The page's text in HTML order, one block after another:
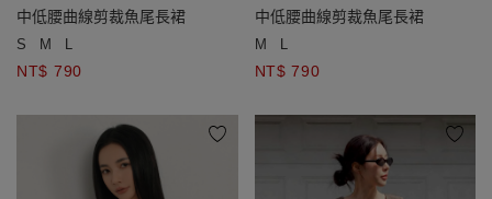
中低腰曲線剪裁魚尾長裙
S M L
NT$ 790
中低腰曲線剪裁魚尾長裙
M L
NT$ 790